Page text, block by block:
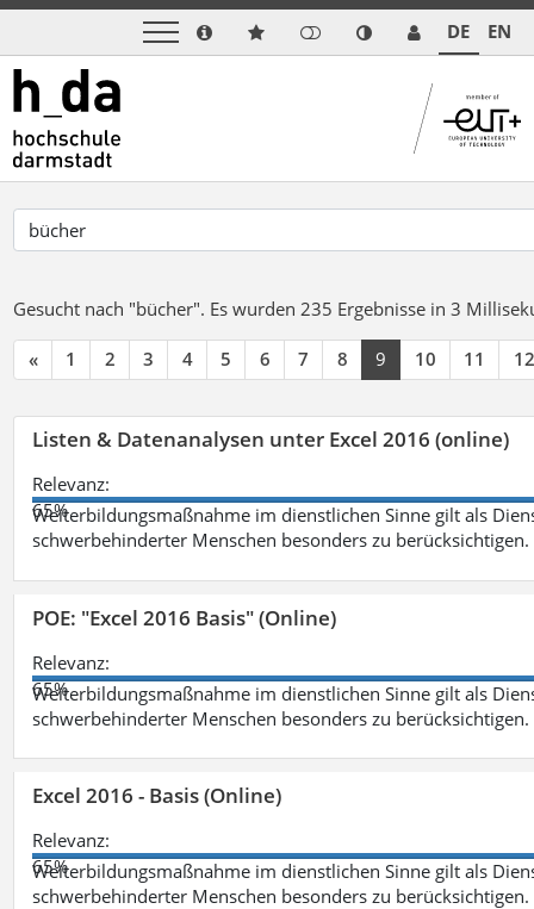
DE EN
Gesucht nach "bücher". Es wurden 235 Ergebnisse in 3
« 1 2 3 4 5 6 7 8 9 10 11 12
Listen & Datenanalysen unter Excel 2016 (online)
Relevanz:
65%
Weiterbildungsmaßnahme im dienstlichen Sinne gilt als
schwerbehinderter Menschen besonders zu berücksichtigen.
POE: "Excel 2016 Basis" (Online)
Relevanz:
65%
Weiterbildungsmaßnahme im dienstlichen Sinne gilt als
schwerbehinderter Menschen besonders zu berücksichtigen.
Excel 2016 - Basis (Online)
Relevanz:
65%
Weiterbildungsmaßnahme im dienstlichen Sinne gilt als
schwerbehinderter Menschen besonders zu berücksichtigen.